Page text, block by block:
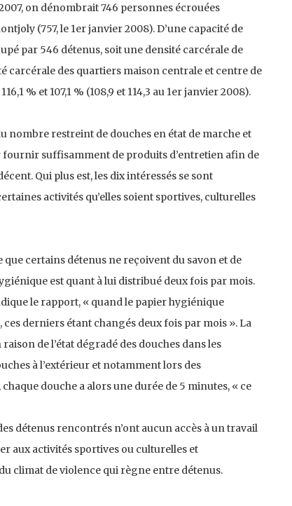
on dénombrait 746 personnes écrouées
(757, le 1er janvier 2008). D’une capacité de
par 546 détenus, soit une densité carcérale de
carcérale des quartiers maison centrale et centre de
% et 107,1 % (108,9 et 114,3 au 1er janvier 2008).
nombre restreint de douches en état de marche et
suffisamment de produits d’entretien afin de
Qui plus est, les dix intéressés se sont
activités qu’elles soient sportives, culturelles
certains détenus ne reçoivent du savon et de
est quant à lui distribué deux fois par mois.
le rapport, « quand le papier hygiénique
derniers étant changés deux fois par mois ». La
de l’état dégradé des douches dans les
à l’extérieur et notamment lors des
douche a alors une durée de 5 minutes, « ce
détenus rencontrés n’ont aucun accès à un travail
aux activités sportives ou culturelles et
climat de violence qui règne entre détenus.